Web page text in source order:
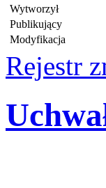
Wytworzył
Publikujący
Modyfikacja
Rejestr